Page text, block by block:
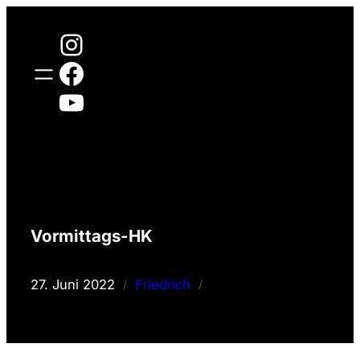
Instagram
Facebook
YouTube
Vormittags-HK
27. Juni 2022 / Friedrich /